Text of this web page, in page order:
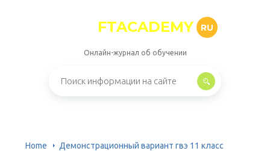
FTACADEMY RU
Онлайн-журнал об обучении
Home Демонстрационный вариант гвэ 11 класс